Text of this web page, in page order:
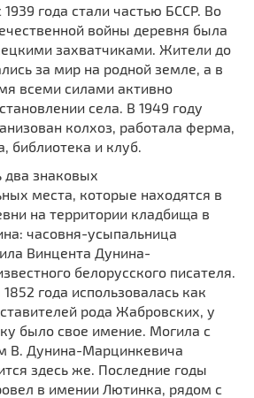
года стали частью БССР. Во
войны деревня была
захватчиками. Жители до
за мир на родной земле, а в
всеми силами активно
села. В 1949 году
колхоз, работала ферма,
библиотека и клуб.
два знаковых
места, которые находятся в
на территории кладбища в
часовня-усыпальница
Винцента Дунина-
белорусского писателя.
года использовалась как
рода Жабровских, у
было свое имение. Могила с
В. Дунина-Марцинкевича
здесь же. Последние годы
в имении Лютинка, рядом с